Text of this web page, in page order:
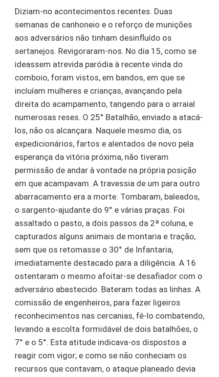
Diziam-no acontecimentos recentes. Duas
semanas de canhoneio e o reforço de munições
aos adversários não tinham desinfluído os
sertanejos. Revigoraram-nos. No dia 15, como se
ideassem atrevida paródia à recente vinda do
comboio, foram vistos, em bandos, em que se
incluíam mulheres e crianças, avançando pela
direita do acampamento, tangendo para o arraial
numerosas reses. O 25° Batalhão, enviado a atacá-
los, não os alcançara. Naquele mesmo dia, os
expedicionários, fartos e alentados de novo pela
esperança da vitória próxima, não tiveram
permissão de andar à vontade na própria posição
em que acampavam. A travessia de um para outro
abarracamento era a morte. Tombaram, baleados,
o sargento-ajudante do 9° e várias praças. Foi
assaltado o pasto, a dois passos da 2ª coluna, e
capturados alguns animais de montaria e tração,
sem que os retomasse o 30° de Infantaria,
imediatamente destacado para a diligência. A 16
ostentaram o mesmo afoitar-se desafiador com o
adversário abastecido. Bateram todas as linhas. A
comissão de engenheiros, para fazer ligeiros
reconhecimentos nas cercanias, fê-lo combatendo,
levando a escolta formidável de dois batalhões, o
7° e o 5°. Esta atitude indicava-os dispostos a
reagir com vigor; e como se não conheciam os
recursos que contavam, o ataque planeado devia